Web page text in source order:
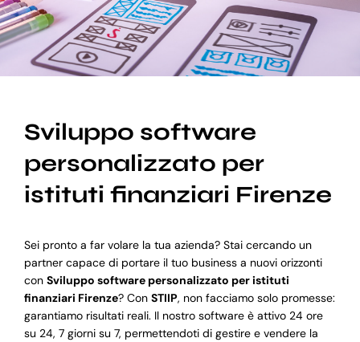
Sviluppo software
personalizzato per
istituti finanziari Firenze
Sei pronto a far volare la tua azienda? Stai cercando un
partner capace di portare il tuo business a nuovi orizzonti
con Sviluppo software personalizzato per istituti
finanziari Firenze? Con STIIP, non facciamo solo promesse:
garantiamo risultati reali. Il nostro software è attivo 24 ore
su 24, 7 giorni su 7, permettendoti di gestire e vendere la